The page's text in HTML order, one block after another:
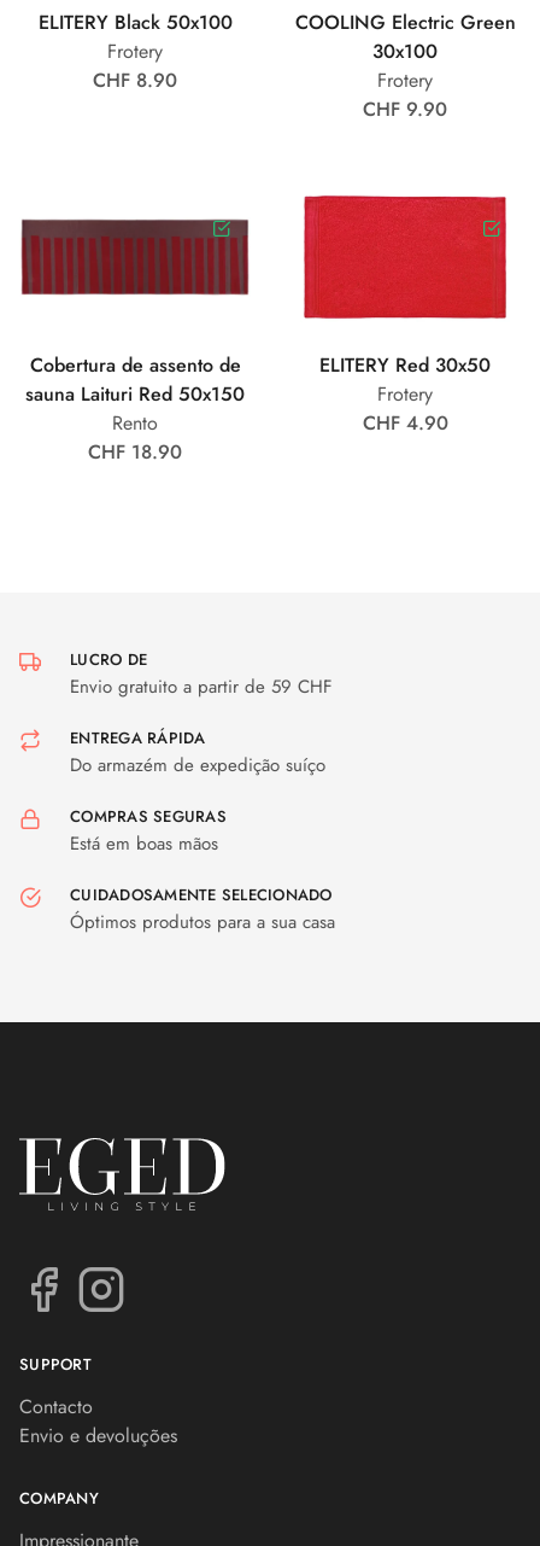
ELITERY Black 50x100
Frotery
CHF 8.90
COOLING Electric Green
30x100
Frotery
CHF 9.90
Cobertura de assento de
sauna Laituri Red 50x150
Rento
CHF 18.90
ELITERY Red 30x50
Frotery
CHF 4.90
LUCRO DE
Envio gratuito a partir de 59 CHF
ENTREGA RÁPIDA
Do armazém de expedição suíço
COMPRAS SEGURAS
Está em boas mãos
CUIDADOSAMENTE SELECIONADO
Óptimos produtos para a sua casa
SUPPORT
Contacto
Envio e devoluções
COMPANY